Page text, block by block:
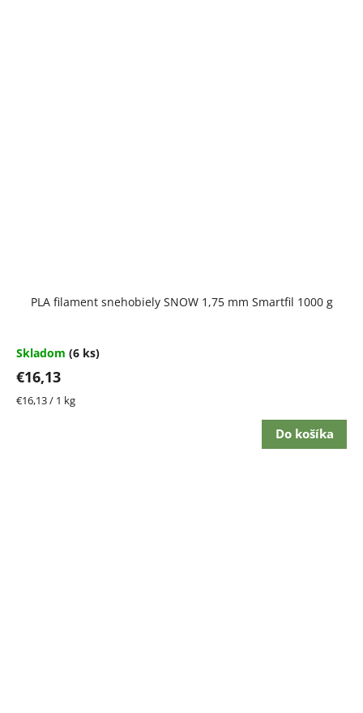
PLA filament snehobiely SNOW 1,75 mm Smartfil 1000 g
Skladom (6 ks)
€16,13
Jednotková
€16,13 / 1 kg
Do košíka